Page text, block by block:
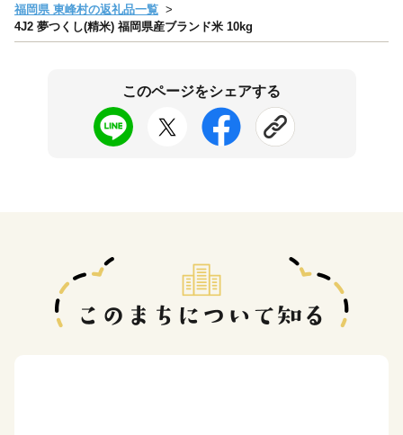
福岡県 東峰村の返礼品一覧
4J2 夢つくし(精米) 福岡県産ブランド米 10kg
このページをシェアする